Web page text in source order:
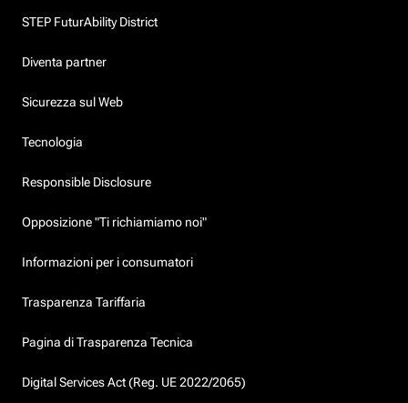
STEP FuturAbility District
Diventa partner
Sicurezza sul Web
Tecnologia
Responsible Disclosure
Opposizione "Ti richiamiamo noi"
Informazioni per i consumatori
Trasparenza Tariffaria
Pagina di Trasparenza Tecnica
Digital Services Act (Reg. UE 2022/2065)